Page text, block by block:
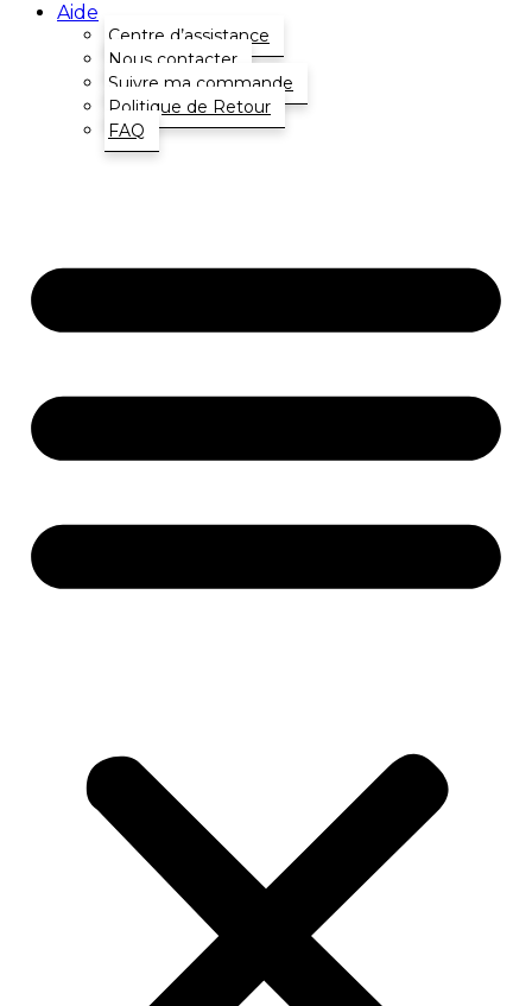
Aide
Centre d’assistance
Nous contacter
Suivre ma commande
Politique de Retour
FAQ